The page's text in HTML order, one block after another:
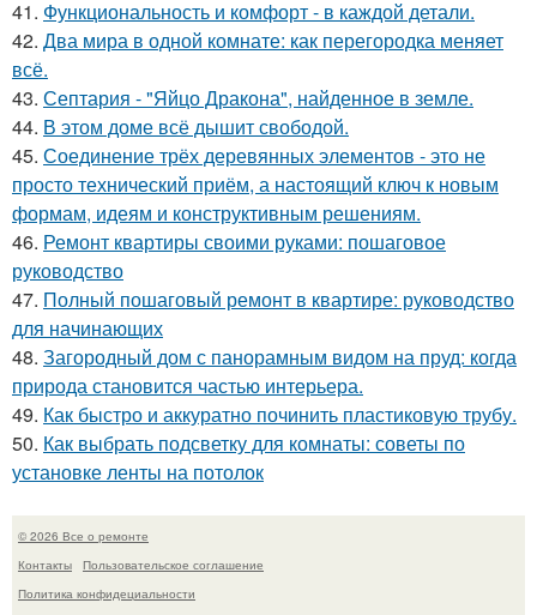
41. Функциональность и комфорт - в каждой детали.
42. Два мира в одной комнате: как перегородка меняет
всё.
43. Септария - "Яйцо Дракона", найденное в земле.
44. В этом доме всё дышит свободой.
45. Соединение трёх деревянных элементов - это не
просто технический приём, а настоящий ключ к новым
формам, идеям и конструктивным решениям.
46. Ремонт квартиры своими руками: пошаговое
руководство
47. Полный пошаговый ремонт в квартире: руководство
для начинающих
48. Загородный дом с панорамным видом на пруд: когда
природа становится частью интерьера.
49. Как быстро и аккуратно починить пластиковую трубу.
50. Как выбрать подсветку для комнаты: советы по
установке ленты на потолок
© 2026 Все о ремонте
Контакты
Пользовательское соглашение
Политика конфидециальности